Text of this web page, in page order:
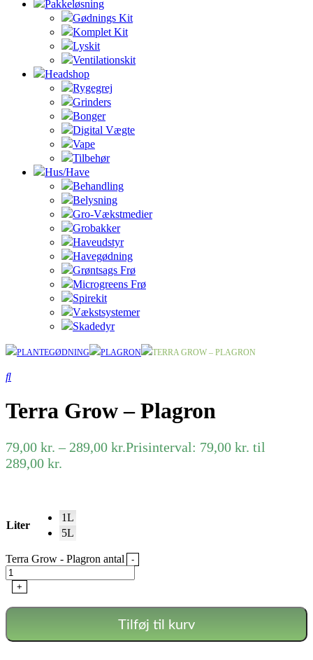
Pakkeløsning
Gødnings Kit
Komplet Kit
Lyskit
Ventilationskit
Headshop
Rygegrej
Grinders
Bonger
Digital Vægte
Vape
Tilbehør
Hus/Have
Behandling
Belysning
Gro-Vækstmedier
Grobakker
Haveudstyr
Havegødning
Grøntsags Frø
Microgreens Frø
Spirekit
Vækstsystemer
Skadedyr
PLANTEGØDNING PLAGRON TERRA GROW – PLAGRON
Terra Grow – Plagron
79,00 kr. – 289,00 kr.Prisinterval: 79,00 kr. til
289,00 kr.
Liter
1L
5L
Terra Grow - Plagron antal -
+
Tilføj til kurv